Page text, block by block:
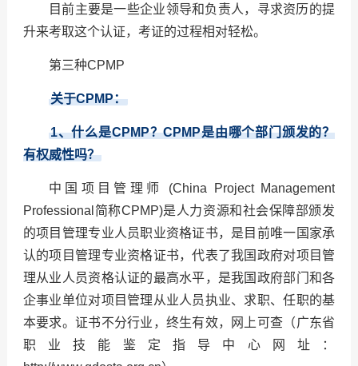
目前主要是一些企业领导和负责人，寻求资历的提
升来考取这个认证，考证的过程相对轻松。
第三种CPMP
关于CPMP：
1、什么是CPMP？CPMP是由哪个部门颁发的？
有权威性吗？
中国项目管理师 (China Project Management
Professional简称CPMP)是人力资源和社会保障部颁发
的项目管理专业人员职业资格证书，是目前唯一国家承
认的项目管理专业资格证书，代表了我国政府对项目管
理从业人员资格认证的最高水平，是我国政府部门和各
企事业单位对项目管理从业人员执业、求职、任职的基
本要求。证书不分行业，终生有效，网上可查（广东省
职业技能鉴定指导中心网址：